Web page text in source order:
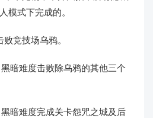
模式下完成的。
竞技场乌鸦。
暗难度击败除乌鸦的其他三个
暗难度完成关卡怨咒之城及后